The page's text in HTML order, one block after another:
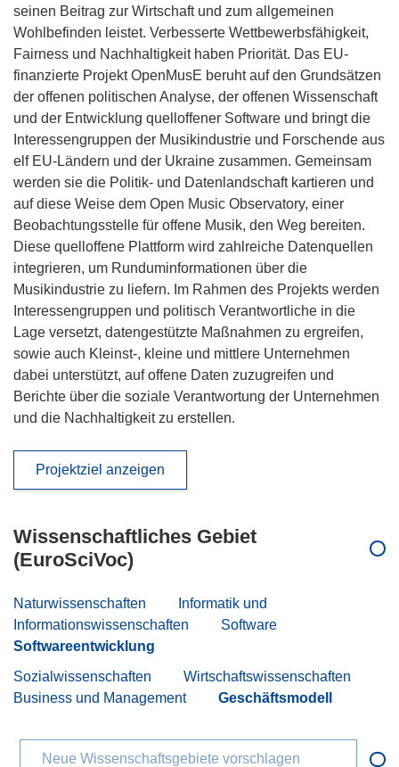
seinen Beitrag zur Wirtschaft und zum allgemeinen
Wohlbefinden leistet. Verbesserte Wettbewerbsfähigkeit,
Fairness und Nachhaltigkeit haben Priorität. Das EU-
finanzierte Projekt OpenMusE beruht auf den Grundsätzen
der offenen politischen Analyse, der offenen Wissenschaft
und der Entwicklung quelloffener Software und bringt die
Interessengruppen der Musikindustrie und Forschende aus
elf EU-Ländern und der Ukraine zusammen. Gemeinsam
werden sie die Politik- und Datenlandschaft kartieren und
auf diese Weise dem Open Music Observatory, einer
Beobachtungsstelle für offene Musik, den Weg bereiten.
Diese quelloffene Plattform wird zahlreiche Datenquellen
integrieren, um Runduminformationen über die
Musikindustrie zu liefern. Im Rahmen des Projekts werden
Interessengruppen und politisch Verantwortliche in die
Lage versetzt, datengestützte Maßnahmen zu ergreifen,
sowie auch Kleinst-, kleine und mittlere Unternehmen
dabei unterstützt, auf offene Daten zuzugreifen und
Berichte über die soziale Verantwortung der Unternehmen
und die Nachhaltigkeit zu erstellen.
Projektziel anzeigen
Wissenschaftliches Gebiet
(EuroSciVoc)
Naturwissenschaften
Informatik und
Informationswissenschaften
Software
Softwareentwicklung
Sozialwissenschaften
Wirtschaftswissenschaften
Business und Management
Geschäftsmodell
Neue Wissenschaftsgebiete vorschlagen